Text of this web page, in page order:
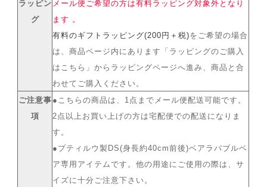
ラッピン
グ
メール便ご希望の方は有料ラッピング対象外となり
ます 。
有料のギフトラッピング(200円＋税)をご希望の場合
は、商品ページ内にあります「ラッピングのご購入
はこちら」からラッピングページへ進み、商品と合
わせてご購入ください。
ご注意事
項
●こちらの商品は、1点までメール便配送可能です。
2点以上お買い上げの方は宅配便での配送になりま
す。
●プティルウ製DS(身長約40cm前後)ベアラバブルベ
ア専用アイテムです。他の用途にご使用の際は、サ
イズに十分ご注意下さい。